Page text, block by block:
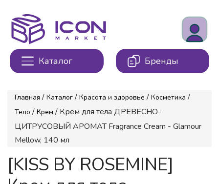
Каталог Бренды
Главная / Каталог / Красота и здоровье / Косметика /
Тело / Крем / Крем для тела ДРЕВЕСНО-
ЦИТРУСОВЫЙ АРОМАТ Fragrance Cream - Glamour
Mellow, 140 мл
[KISS BY ROSEMINE]